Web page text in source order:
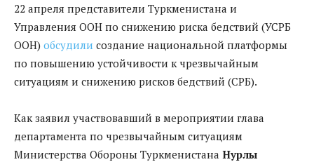
22 апреля представители Туркменистана и
Управления ООН по снижению риска бедствий (УСРБ
ООН) обсудили создание национальной платформы
по повышению устойчивости к чрезвычайным
ситуациям и снижению рисков бедствий (СРБ).
Как заявил участвовавший в мероприятии глава
департамента по чрезвычайным ситуациям
Министерства Обороны Туркменистана Нурлы